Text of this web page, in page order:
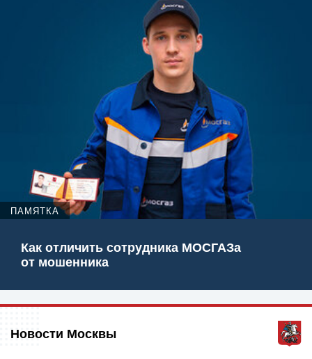
ПАМЯТКА
Как отличить сотрудника МОСГАЗа
от мошенника
Новости Москвы